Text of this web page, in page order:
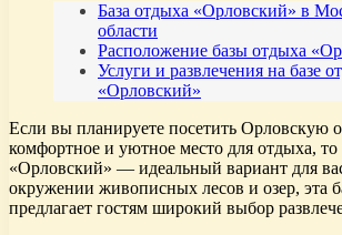
База отдыха «Орловский» в
области
Расположение базы отдыха
Услуги и развлечения на базе
«Орловский»
Если вы планируете посетить Орловскую
комфортное и уютное место для отдыха, то
«Орловский» — идеальный вариант для
окружении живописных лесов и озер, эта
предлагает гостям широкий выбор